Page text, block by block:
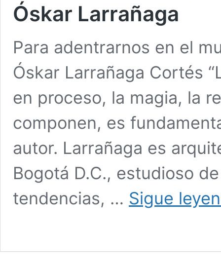
Óskar Larrañaga
Para adentrarnos en el
Óskar Larrañaga Cortés
en proceso, la magia, la
componen, es
autor. Larrañaga es
Bogotá D.C., estudioso
tendencias, … Sigue